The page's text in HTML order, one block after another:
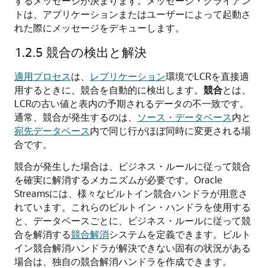
トは、アプリケーションまたはユーザーによって起動さ
れた際にメッセージをデキューします。
1.2.5 競合の検出と解決
適用プロセスは、 レプリケーション環境でLCRを直接適
用するときに、競合を自動的に検出します。 競合とは、
LCRの古い値と表内の予期されるデータの不一致です。
通常、競合が発生するのは、 ソース・データベース内と
宛先データベース内で同じ行がほぼ同時に変更される場
合です。
競合が発生した場合は、ビジネス・ルールに従って競合
を確実に解消するメカニズムが必要です。Oracle
Streamsには、様々なビルトイン競合ハンドラが用意さ
れています。これらのビルトイン・ハンドラを使用する
と、データベースごとに、ビジネス・ルールに従って競
合を解消する競合解消システムを定義できます。ビルト
イン競合解消ハンドラが解決できない固有の状況がある
場合は、独自の競合解消ハンドラを作成できます。